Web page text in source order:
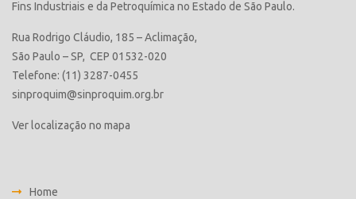
Fins Industriais e da Petroquímica no Estado de São Paulo.
Rua Rodrigo Cláudio, 185 – Aclimação,
São Paulo – SP, CEP 01532-020
Telefone: (11) 3287-0455
sinproquim@sinproquim.org.br
Ver localização no mapa
Home